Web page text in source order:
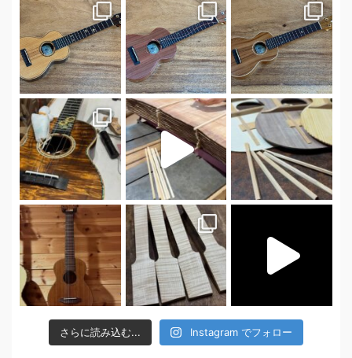
さらに読み込む... Instagram でフォロー